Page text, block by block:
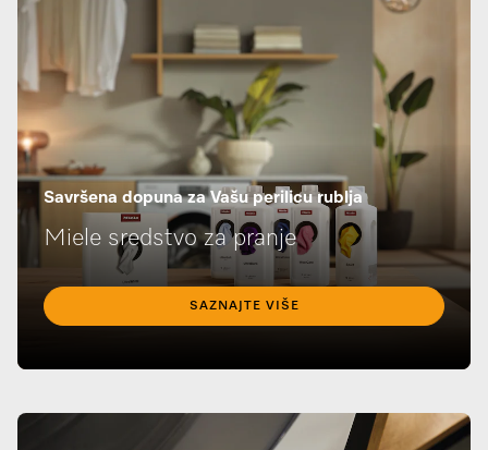
Savršena dopuna za Vašu perilicu rublja
Miele sredstvo za pranje
SAZNAJTE VIŠE